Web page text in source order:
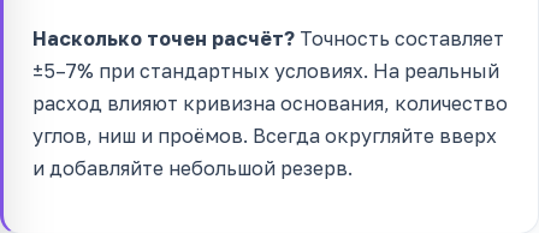
Насколько точен расчёт? Точность составляет
±5–7% при стандартных условиях. На реальный
расход влияют кривизна основания, количество
углов, ниш и проёмов. Всегда округляйте вверх
и добавляйте небольшой резерв.